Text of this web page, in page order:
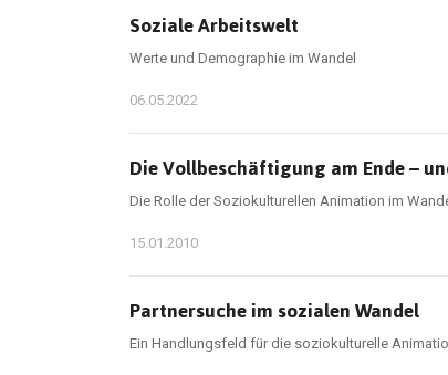
Soziale Arbeitswelt
Werte und Demographie im Wandel
06.05.2022
Die Vollbeschäftigung am Ende –
Die Rolle der Soziokulturellen Animation im
15.01.2010
Partnersuche im sozialen Wandel
Ein Handlungsfeld für die soziokulturelle